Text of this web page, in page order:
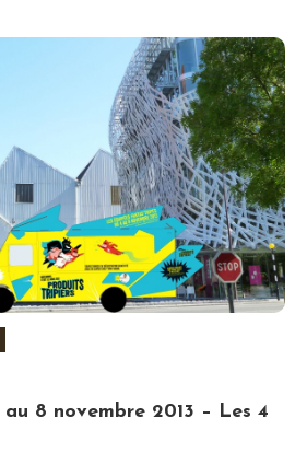
8 novembre 2013 – Les 4